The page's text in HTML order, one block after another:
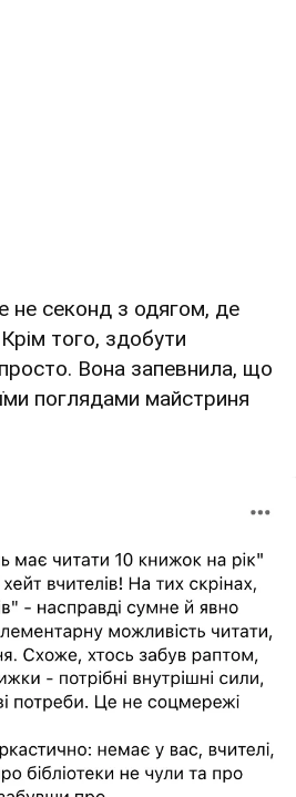
не секонд з одягом, де
того, здобути
Вона запевнила, що
поглядами майстриня